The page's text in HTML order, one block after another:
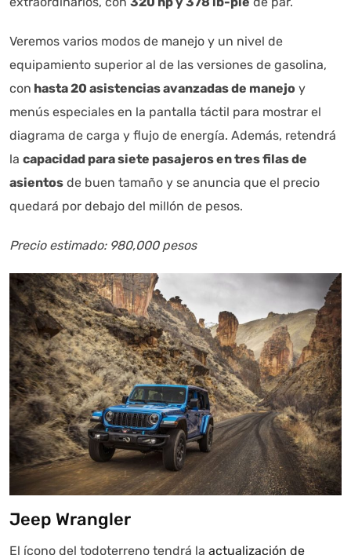
Veremos varios modos de manejo y un nivel de
equipamiento superior al de las versiones de gasolina,
con hasta 20 asistencias avanzadas de manejo y
menús especiales en la pantalla táctil para mostrar el
diagrama de carga y flujo de energía. Además, retendrá
la capacidad para siete pasajeros en tres filas de
asientos de buen tamaño y se anuncia que el precio
quedará por debajo del millón de pesos.
Precio estimado: 980,000 pesos
Jeep Wrangler
El ícono del todoterreno tendrá la actualización de